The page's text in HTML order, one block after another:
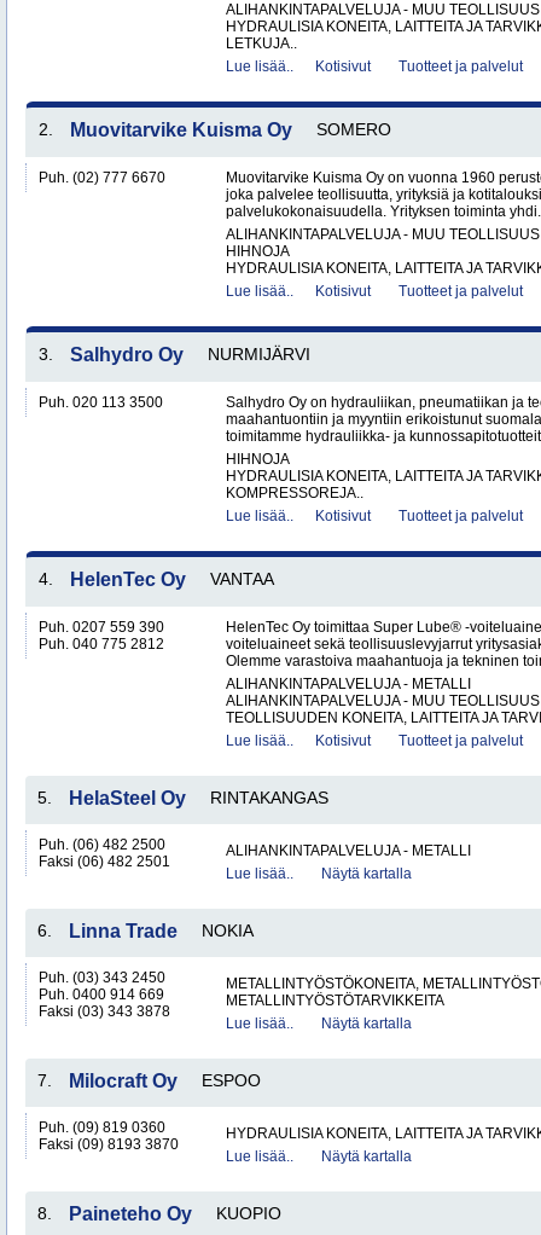
ALIHANKINTAPALVELUJA - MUU TEOLLISUUS
HYDRAULISIA KONEITA, LAITTEITA JA
LETKUJA..
Lue lisää..
Kotisivut Tuotteet ja palvelut
2. Muovitarvike Kuisma Oy SOMERO
Puh. (02) 777 6670
Muovitarvike Kuisma Oy on vuonna 1960
joka palvelee teollisuutta, yrityksiä ja
palvelukokonaisuudella. Yrityksen toiminta
ALIHANKINTAPALVELUJA - MUU TEOLLISUUS
HIHNOJA
HYDRAULISIA KONEITA, LAITTEITA JA
Lue lisää..
Kotisivut Tuotteet ja palvelut
3. Salhydro Oy NURMIJÄRVI
Puh. 020 113 3500
Salhydro Oy on hydrauliikan, pneumatiikan ja
maahantuontiin ja myyntiin erikoistunut
toimitamme hydrauliikka- ja
HIHNOJA
HYDRAULISIA KONEITA, LAITTEITA JA
KOMPRESSOREJA..
Lue lisää..
Kotisivut Tuotteet ja palvelut
4. HelenTec Oy VANTAA
Puh. 0207 559 390
Puh. 040 775 2812
HelenTec Oy toimittaa Super Lube® -
voiteluaineet sekä teollisuuslevyjarrut
Olemme varastoiva maahantuoja ja tekninen
ALIHANKINTAPALVELUJA - METALLI
ALIHANKINTAPALVELUJA - MUU TEOLLISUUS
TEOLLISUUDEN KONEITA, LAITTEITA JA
Lue lisää..
Kotisivut Tuotteet ja palvelut
5. HelaSteel Oy RINTAKANGAS
Puh. (06) 482 2500
Faksi (06) 482 2501
ALIHANKINTAPALVELUJA - METALLI
Lue lisää..
Näytä kartalla
6. Linna Trade NOKIA
Puh. (03) 343 2450
Puh. 0400 914 669
Faksi (03) 343 3878
METALLINTYÖSTÖKONEITA,
METALLINTYÖSTÖTARVIKKEITA
Lue lisää..
Näytä kartalla
7. Milocraft Oy ESPOO
Puh. (09) 819 0360
Faksi (09) 8193 3870
HYDRAULISIA KONEITA, LAITTEITA JA
Lue lisää..
Näytä kartalla
8. Paineteho Oy KUOPIO